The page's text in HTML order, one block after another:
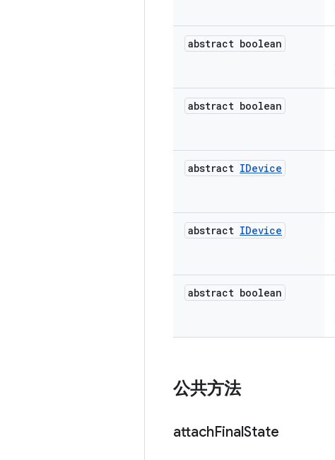
abstract boolean
abstract boolean
abstract IDevice
abstract IDevice
abstract boolean
公共方法
attachFinalState